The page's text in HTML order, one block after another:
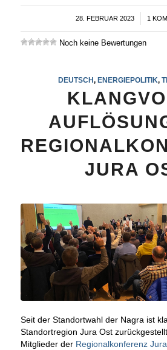
28. FEBRUAR 2023
/ 1
Noch keine Bewertungen
DEUTSCH,ENERGIEPOLITIK,
JURA
Seit der Standortwahl der Nagra ist
Standortregion Jura Ost
Mitglieder der Regionalkonferenz